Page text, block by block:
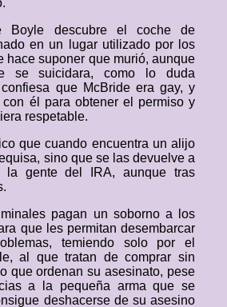
Boyle descubre el coche de
en un lugar utilizado por los
hace suponer que murió, aunque
se suicidara, como lo duda
que McBride era gay, y
él para obtener el permiso y
respetable.
que cuando encuentra un alijo
sino que se las devuelve a
la gente del IRA, aunque tras
pagan un soborno a los
que les permitan desembarcar
temiendo solo por el
al que tratan de comprar sin
que ordenan su asesinato, pese
a la pequeña arma que se
deshacerse de su asesino